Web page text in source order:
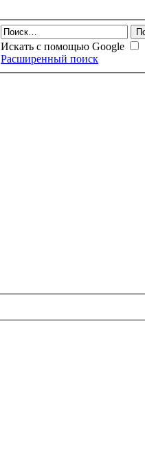
Искать с помощью Google
Расширенный поиск